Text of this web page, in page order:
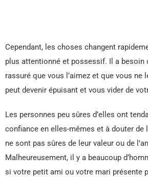
Cependant, les choses changent
plus attentionné et possessif. Il a besoin
rassuré que vous l’aimez et que vous ne
peut devenir épuisant et vous vider de
Les personnes peu sûres d’elles ont
confiance en elles-mêmes et à douter de
ne sont pas sûres de leur valeur ou de
Malheureusement, il y a beaucoup
si votre petit ami ou votre mari présente